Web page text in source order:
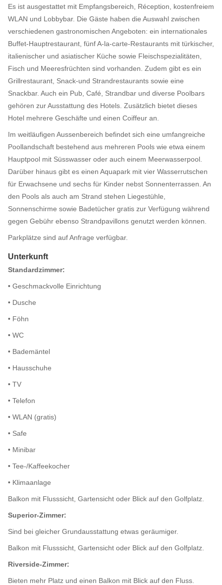
Es ist ausgestattet mit Empfangsbereich, Réception, kostenfreiem
WLAN und Lobbybar. Die Gäste haben die Auswahl zwischen
verschiedenen gastronomischen Angeboten: ein internationales
Buffet-Hauptrestaurant, fünf A-la-carte-Restaurants mit türkischer,
italienischer und asiatischer Küche sowie Fleischspezialitäten,
Fisch und Meeresfrüchten sind vorhanden. Zudem gibt es ein
Grillrestaurant, Snack-und Strandrestaurants sowie eine
Snackbar. Auch ein Pub, Café, Strandbar und diverse Poolbars
gehören zur Ausstattung des Hotels. Zusätzlich bietet dieses
Hotel mehrere Geschäfte und einen Coiffeur an.
Im weitläufigen Aussenbereich befindet sich eine umfangreiche
Poollandschaft bestehend aus mehreren Pools wie etwa einem
Hauptpool mit Süsswasser oder auch einem Meerwasserpool.
Darüber hinaus gibt es einen Aquapark mit vier Wasserrutschen
für Erwachsene und sechs für Kinder nebst Sonnenterrassen. An
den Pools als auch am Strand stehen Liegestühle,
Sonnenschirme sowie Badetücher gratis zur Verfügung während
gegen Gebühr ebenso Strandpavillons genutzt werden können.
Parkplätze sind auf Anfrage verfügbar.
Unterkunft
Standardzimmer:
• Geschmackvolle Einrichtung
• Dusche
• Föhn
• WC
• Bademäntel
• Hausschuhe
• TV
• Telefon
• WLAN (gratis)
• Safe
• Minibar
• Tee-/Kaffeekocher
• Klimaanlage
Balkon mit Flusssicht, Gartensicht oder Blick auf den Golfplatz.
Superior-Zimmer:
Sind bei gleicher Grundausstattung etwas geräumiger.
Balkon mit Flusssicht, Gartensicht oder Blick auf den Golfplatz.
Riverside-Zimmer:
Bieten mehr Platz und einen Balkon mit Blick auf den Fluss.